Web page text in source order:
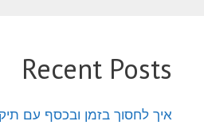
Recent Posts
איך לחסוך בזמן ובכסף עם